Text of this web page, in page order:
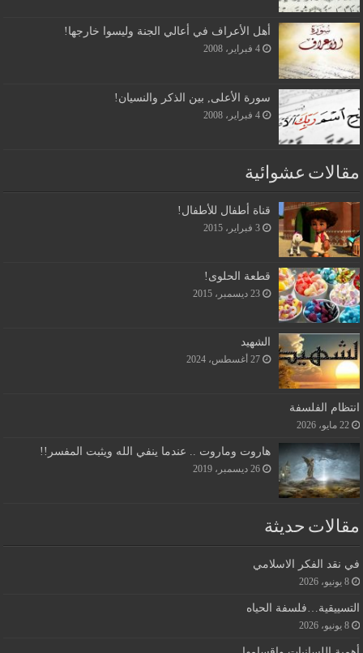
أهل الأعراف في أعالي الجنة وليسوا خارجها!
4 فبراير، 2008
سورة الأعلى, بين الذكر والنسيان!
4 فبراير، 2008
مقالات عشوائية
قناة أطفال للأطفال!
3 فبراير، 2015
قطعة الحلوى!
23 ديسمبر، 2015
الشهيد
27 أغسطس، 2024
انتظام الفلسفة
22 مايو، 2026
هاروت وماروت .. عندما ينفي الله ويثبت المفسر!!
26 ديسمبر، 2019
مقالات حديثة
في نقد الفكر الاسلامي
8 يونيو، 2026
التسييقية…فلسفة الحياه
8 يونيو، 2026